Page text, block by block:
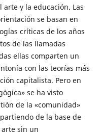
y la educación. Las
se basan en
críticas de los años
de las llamadas
ellas comparten un
con las teorías más
capitalista. Pero en
se ha visto
de la «comunidad»
de la base de
sin un